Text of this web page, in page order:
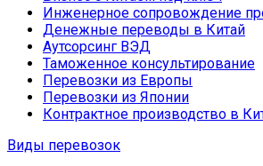
Инженерное сопровождение
Денежные переводы в Китай
Аутсорсинг ВЭД
Таможенное консультирование
Перевозки из Европы
Перевозки из Японии
Контрактное производство в
Виды перевозок